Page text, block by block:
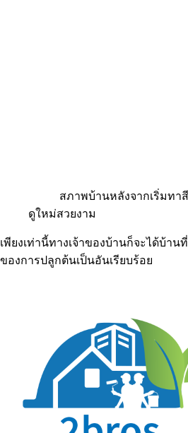
สภาพบ้านหลังจากเริ่มทาสีจ
ดูใหม่สวยงาม
เพียงเท่านี้ทางเจ้าของบ้านก็จะได้บ้าน
ของการปลูกต้นเป็นอันเรียบร้อย